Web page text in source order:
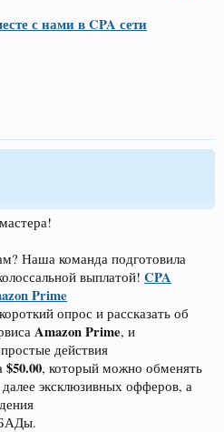
с нами в CPA сети
Наша команда подготовила
выплатой! CPA
Prime
опрос и рассказать об
Amazon Prime, и
действия
$50.00, который можно обменять
эксклюзивных офферов, а